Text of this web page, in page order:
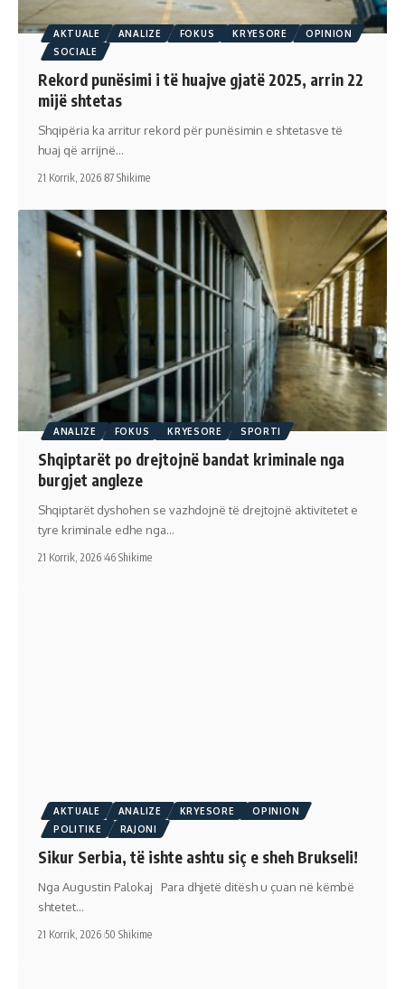
AKTUALE ANALIZE FOKUS KRYESORE
OPINION
SOCIALE
Rekord punësimi i të huajve gjatë 2025, arrin 22
mijë shtetas
Shqipëria ka arritur rekord për punësimin e shtetasve të
huaj që arrijnë…
21 Korrik, 2026 87 Shikime
ANALIZE FOKUS KRYESORE SPORTI
Shqiptarët po drejtojnë bandat kriminale nga
burgjet angleze
Shqiptarët dyshohen se vazhdojnë të drejtojnë aktivitetet e
tyre kriminale edhe nga…
21 Korrik, 2026 46 Shikime
AKTUALE ANALIZE KRYESORE
OPINION
POLITIKE
RAJONI
Sikur Serbia, të ishte ashtu siç e sheh Brukseli!
Nga Augustin Palokaj Para dhjetë ditësh u çuan në këmbë
shtetet…
21 Korrik, 2026 50 Shikime